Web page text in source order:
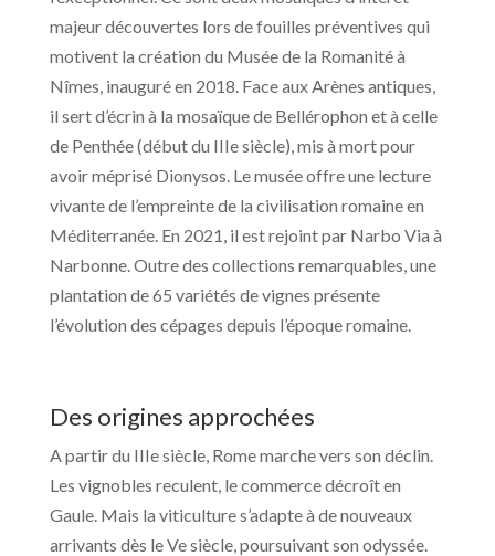
majeur découvertes lors de fouilles préventives qui
motivent la création du Musée de la Romanité à
Nîmes, inauguré en 2018. Face aux Arènes antiques,
il sert d’écrin à la mosaïque de Bellérophon et à celle
de Penthée (début du IIIe siècle), mis à mort pour
avoir méprisé Dionysos. Le musée offre une lecture
vivante de l’empreinte de la civilisation romaine en
Méditerranée. En 2021, il est rejoint par Narbo Via à
Narbonne. Outre des collections remarquables, une
plantation de 65 variétés de vignes présente
l’évolution des cépages depuis l’époque romaine.
Des origines approchées
A partir du IIIe siècle, Rome marche vers son déclin.
Les vignobles reculent, le commerce décroît en
Gaule. Mais la viticulture s’adapte à de nouveaux
arrivants dès le Ve siècle, poursuivant son odyssée.